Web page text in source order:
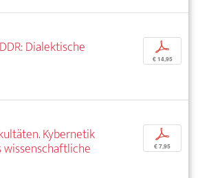
Dialektische
p
€ 14,95
Kybernetik
p
€ 7,95